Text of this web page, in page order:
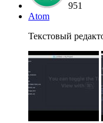
951
Atom
Текстовый